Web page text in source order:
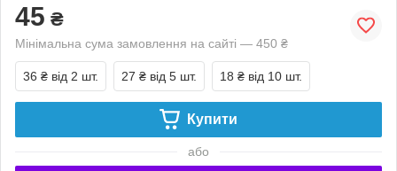
45 ₴
Мінімальна сума замовлення на сайті — 450 ₴
36 ₴ від 2 шт. 27 ₴ від 5 шт. 18 ₴ від 10 шт.
Купити
або